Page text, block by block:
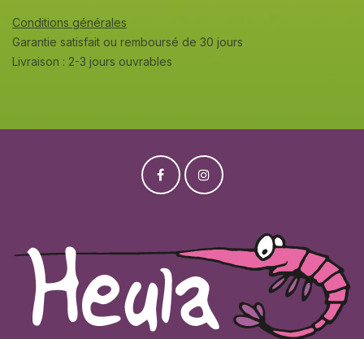
Conditions générales
Garantie satisfait ou remboursé de 30 jours
Livraison : 2-3 jours ouvrables